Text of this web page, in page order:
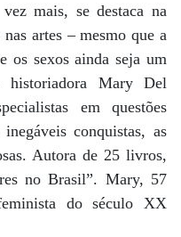
mais, se destaca na
artes – mesmo que a
os sexos ainda seja um
historiadora Mary Del
em questões
conquistas, as
Autora de 25 livros,
no Brasil”. Mary, 57
do século XX